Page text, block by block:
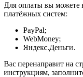
Для оплаты вы можете
платёжных систем:
PayPal;
WebMoney;
Яндекс.Деньги.
Вас перенаправит на
инструкциям,